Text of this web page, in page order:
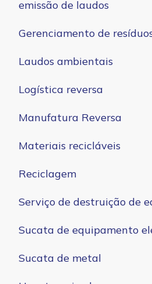
emissão de laudos
Gerenciamento de
Laudos ambientais
Logística reversa
Manufatura Reversa
Materiais recicláveis
Reciclagem
Serviço de destruição de
Sucata de equipamento
Sucata de metal